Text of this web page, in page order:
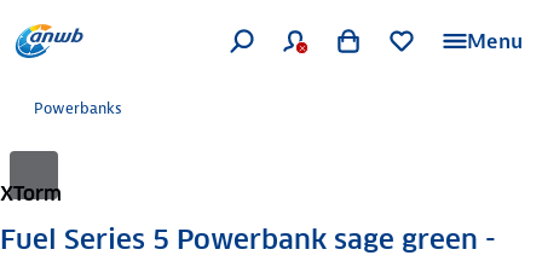
Menu
Powerbanks
XTorm
Fuel Series 5 Powerbank sage green -